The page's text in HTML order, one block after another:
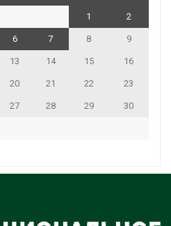
1 2
6 7 8 9
13 14 15 16
20 21 22 23
27 28 29 30